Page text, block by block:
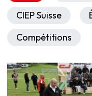
CIEP Suisse
Compétitions